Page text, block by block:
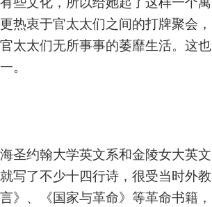
热衷于官太太们之间的打牌聚会，
太太们无所事事的萎靡生活。这也
。
圣约翰大学英文系和金陵女大英文
写了不少十四行诗，很受当时外教
》、《国家与革命》等革命书籍，